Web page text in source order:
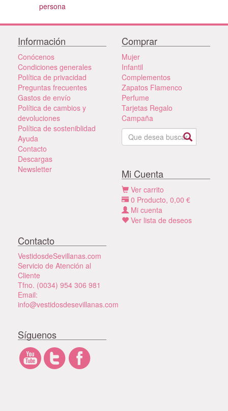
persona
Información
Conócenos
Condiciones generales
Política de privacidad
Preguntas frecuentes
Gastos de envío
Política de cambios y
devoluciones
Política de sosteniblidad
Ayuda
Contacto
Descargas
Newsletter
Comprar
Mujer
Infantil
Complementos
Zapatos Flamenco
Perfume
Tarjetas Regalo
Campaña
Mi Cuenta
Ver carrito
0 Producto, 0,00 €
Mi cuenta
Ver lista de deseos
Contacto
VestidosdeSevillanas.com
Servicio de Atención al
Cliente
Tfno. (0034) 954 306 981
Email:
info@vestidosdesevillanas.com
Síguenos